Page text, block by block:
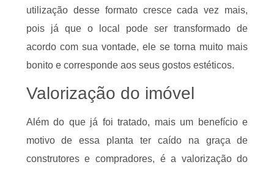
utilização desse formato cresce cada vez mais,
pois já que o local pode ser transformado de
acordo com sua vontade, ele se torna muito mais
bonito e corresponde aos seus gostos estéticos.
Valorização do imóvel
Além do que já foi tratado, mais um benefício e
motivo de essa planta ter caído na graça de
construtores e compradores, é a valorização do